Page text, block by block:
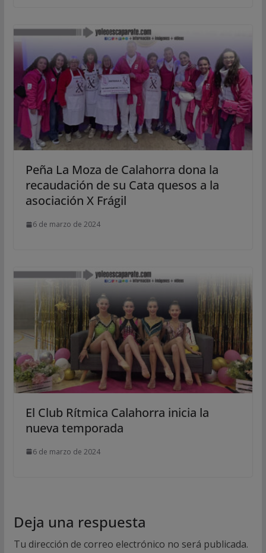
Peña La Moza de Calahorra dona la
recaudación de su Cata quesos a la
asociación X Frágil
6 de marzo de 2024
El Club Rítmica Calahorra inicia la
nueva temporada
6 de marzo de 2024
Deja una respuesta
Tu dirección de correo electrónico no será publicada.